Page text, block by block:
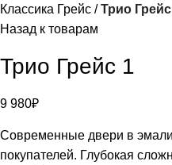
Классика Грейс
Трио
Назад к товарам
Трио Грейс 1
9 980₽
Современные двери в
покупателей. Глубокая сложная фигурная фрезеровка